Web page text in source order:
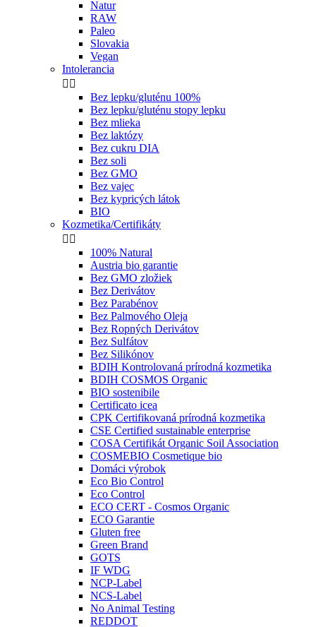
Natur
RAW
Paleo
Slovakia
Vegan
Intolerancia
 
Bez lepku/gluténu 100%
Bez lepku/gluténu stopy lepku
Bez mlieka
Bez laktózy
Bez cukru DIA
Bez soli
Bez GMO
Bez vajec
Bez kypricých látok
BIO
Kozmetika/Certifikáty
 
100% Natural
Austria bio garantie
Bez GMO zložiek
Bez Derivátov
Bez Parabénov
Bez Palmového Oleja
Bez Ropných Derivátov
Bez Sulfátov
Bez Silikónov
BDIH Kontrolovaná prírodná kozmetika
BDIH COSMOS Organic
BIO sostenibile
Certificato icea
CPK Certifikovaná prírodná kozmetika
CSE Certified sustainable enterprise
COSA Certifikát Organic Soil Association
COSMEBIO Cosmetique bio
Domáci výrobok
Eco Bio Control
Eco Control
ECO CERT - Cosmos Organic
ECO Garantie
Gluten free
Green Brand
GOTS
IF WDG
NCP-Label
NCS-Label
No Animal Testing
REDDOT